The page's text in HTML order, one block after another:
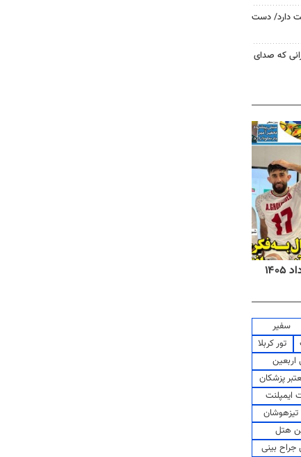
دارد/ دست
که صدای
سفیر
تور کربلا
اربعین
پزشکان
ایمپلنت
تیزهوشان
هتل
جراح بینی